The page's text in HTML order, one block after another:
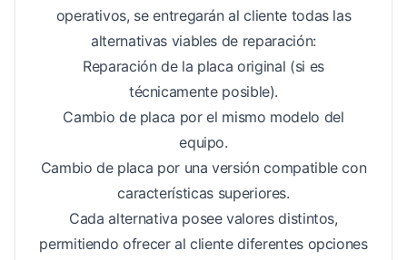
operativos, se entregarán al cliente todas las
alternativas viables de reparación:
Reparación de la placa original (si es
técnicamente posible).
Cambio de placa por el mismo modelo del
equipo.
Cambio de placa por una versión compatible con
características superiores.
Cada alternativa posee valores distintos,
permitiendo ofrecer al cliente diferentes opciones